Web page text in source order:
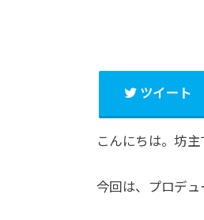
ツイート
こんにちは。坊主
今回は、プロデュ